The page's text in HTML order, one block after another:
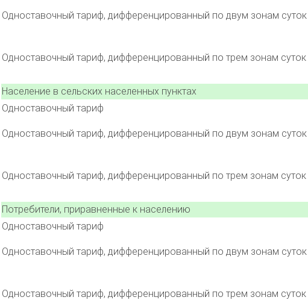
Одноставочный тариф, дифференцированный по двум зонам суток
Одноставочный тариф, дифференцированный по трем зонам суток
Население в сельских населенных пунктах
Одноставочный тариф
Одноставочный тариф, дифференцированный по двум зонам суток
Одноставочный тариф, дифференцированный по трем зонам суток
Потребители, приравненные к населению
Одноставочный тариф
Одноставочный тариф, дифференцированный по двум зонам суток
Одноставочный тариф, дифференцированный по трем зонам суток